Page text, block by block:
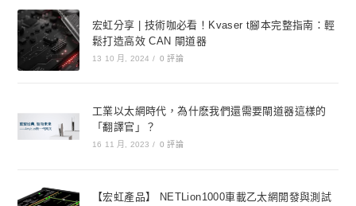
宏虹分享 | 技術咖必看！Kvaser t腳本完整指南：輕
鬆打造高效 CAN 閘道器
13 10 月, 2024 / 0 評論
工業以太網時代，為什麽我們還需要閘道器這樣的
「翻譯官」？
16 11 月, 2023 / 0 評論
【宏虹產品】 NETLion1000車載乙太網開發與測試